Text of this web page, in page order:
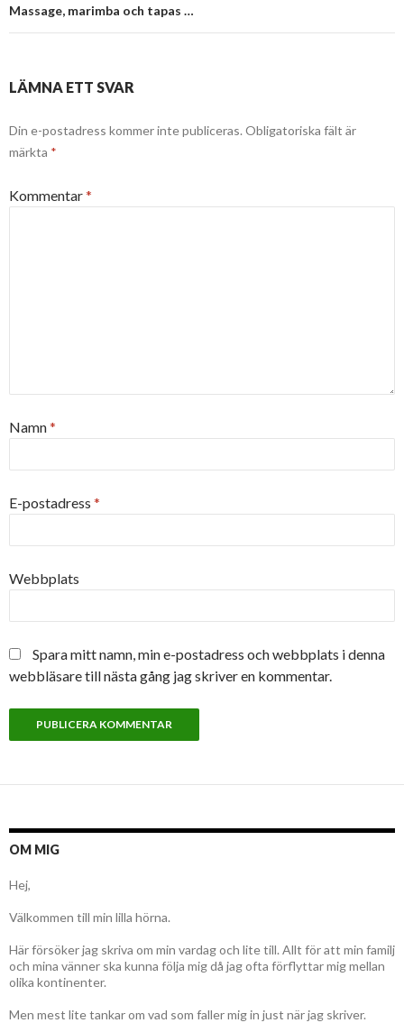
Massage, marimba och tapas …
LÄMNA ETT SVAR
Din e-postadress kommer inte publiceras. Obligatoriska fält är
märkta *
Kommentar*
Namn*
E-postadress *
Webbplats
Spara mitt namn, min e-postadress och webbplats i denna
webbläsare till nästa gång jag skriver en kommentar.
OM MIG
Hej,
Välkommen till min lilla hörna.
Här försöker jag skriva om min vardag och lite till. Allt för att min familj
och mina vänner ska kunna följa mig då jag ofta förflyttar mig mellan
olika kontinenter.
Men mest lite tankar om vad som faller mig in just när jag skriver.